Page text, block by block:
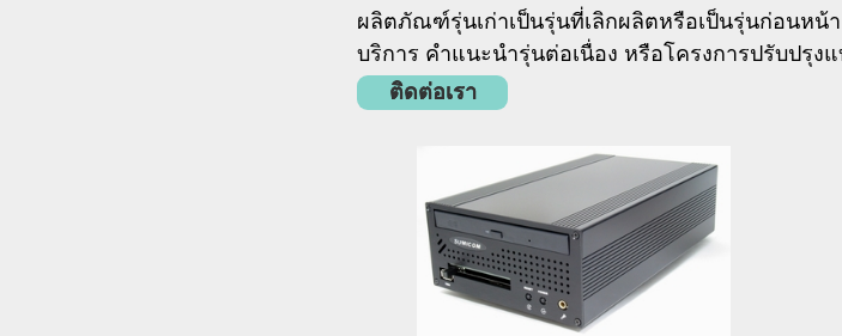
ผลิตภัณฑ์รุ่นเก่าเป็นรุ่นที่เลิกผลิตหรือเป็นรุ่นก่อนหน้
บริการ คำแนะนำรุ่นต่อเนื่อง หรือโครงการปรับปรุง
ติดต่อเรา